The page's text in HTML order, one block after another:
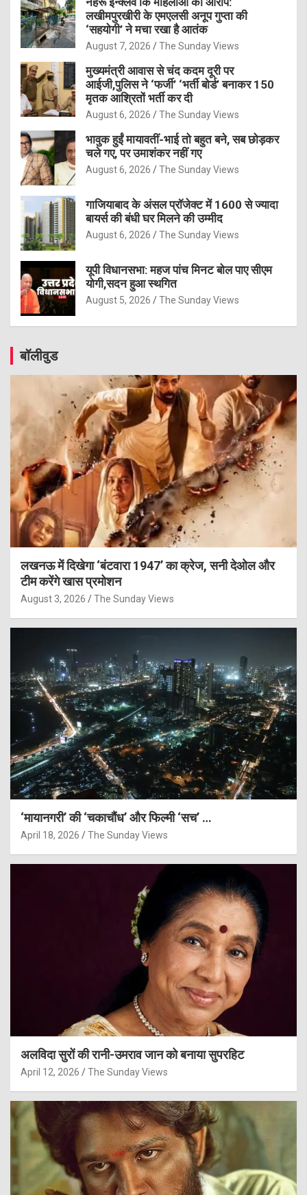
लखीमपुरखीरी के एमएलसी अनूप गुप्ता की
‘सहयोगी’ ने मचा रखा है आतंक
August 7, 2026 The Sunday Views
मुख्यमंत्री आवास से चंद कदम दूरी पर
आईजी,पुलिस ने ‘फर्जी’ ‘भर्ती बोर्ड’ बनाकर 150
मृतक आश्रितों भर्ती कर दी
August 6, 2026 The Sunday Views
भावुक हुईं मायावतीं-भाई तो बहुत बने, सब छोड़कर
चले गए, पर उमाशंकर नहीं गए
August 6, 2026 The Sunday Views
गाजियाबाद के अंसल प्रॉजेक्ट में 1600 से ज्यादा
बायर्स की बंधी घर मिलने की उम्मीद
August 6, 2026 The Sunday Views
यूपी विधानसभा: महज पांच मिनट बोल पाए सीएम
योगी,सदन हुआ स्थगित
August 5, 2026 The Sunday Views
बॉलीवुड
लखनऊ में दिखेगा ‘बंटवारा 1947’ का क्रेज, सनी देओल और
टीम करेंगे खास प्रमोशन
August 3, 2026 The Sunday Views
‘मायानगरी’ की ‘चकाचौंध’ और फिल्मी ‘सच’ …
April 18, 2026 The Sunday Views
अलविदा सुरों की रानी-उमराव जान को बनाया सुपरहिट
April 12, 2026 The Sunday Views